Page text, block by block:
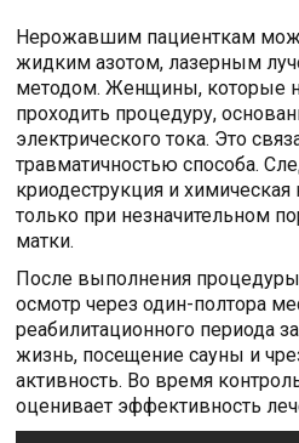
Нерожавшим пациенткам
жидким азотом, лазерным
методом. Женщины, которые
проходить процедуру,
электрического тока. Это
травматичностью способа.
криодеструкция и
только при незначительном
матки.
После выполнения
осмотр через один-полтора
реабилитационного периода
жизнь, посещение сауны и
активность. Во время
оценивает эффективность